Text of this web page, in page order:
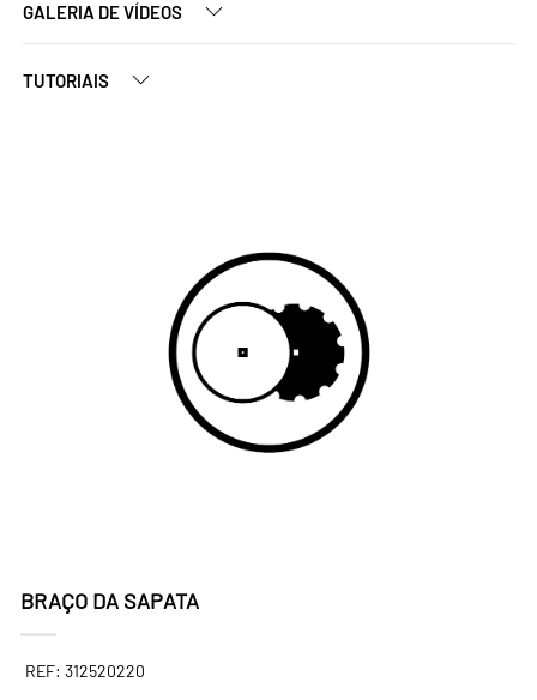
GALERIA DE VÍDEOS
TUTORIAIS
BRAÇO DA SAPATA
REF: 312520220